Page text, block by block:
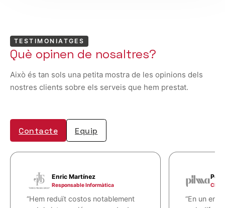
TESTIMONIATGES
Què opinen de nosaltres?
Això és tan sols una petita mostra de les opinions dels
nostres clients sobre els serveis que hem prestat.
Contacte Equip
Enric Martínez
Responsable Informàtica
“Hem reduït costos notablement
CIO
“En un